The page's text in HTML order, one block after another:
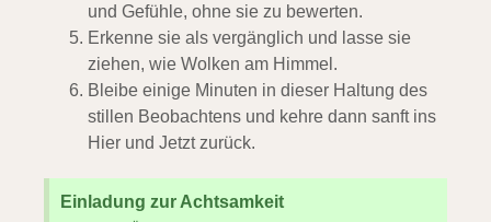
und Gefühle, ohne sie zu bewerten.
Erkenne sie als vergänglich und lasse sie
ziehen, wie Wolken am Himmel.
Bleibe einige Minuten in dieser Haltung des
stillen Beobachtens und kehre dann sanft ins
Hier und Jetzt zurück.
Einladung zur Achtsamkeit